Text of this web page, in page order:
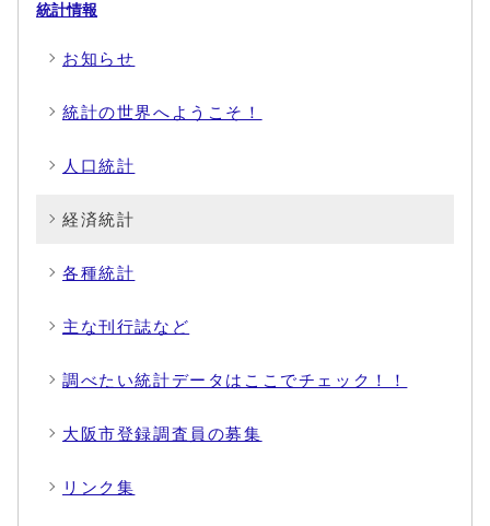
統計情報
お知らせ
統計の世界へようこそ！
人口統計
経済統計
各種統計
主な刊行誌など
調べたい統計データはここでチェック！！
大阪市登録調査員の募集
リンク集